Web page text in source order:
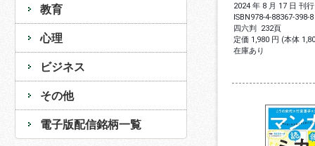
教育
心理
ビジネス
その他
電子版配信銘柄一覧
2024 年 8 月 17 日 刊行
ISBN978-4-88367-398-8
四六判 232頁
定価 1,980 円 (本体
在庫あり